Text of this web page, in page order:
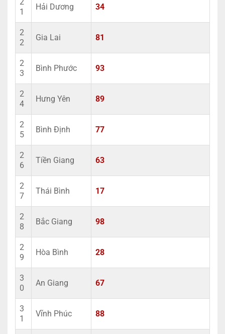
2
1
Hải Dương 34
2
2
Gia Lai 81
2
3
Bình Phước 93
2
4
Hưng Yên 89
2
5
Bình Định 77
2
6
Tiền Giang 63
2
7
Thái Bình 17
2
8
Bắc Giang 98
2
9
Hòa Bình 28
3
0
An Giang 67
3
1
Vĩnh Phúc 88